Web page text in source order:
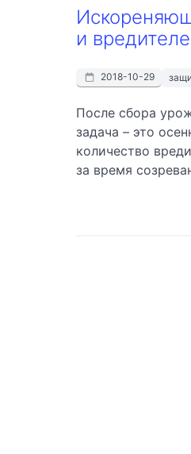
и
2018-10-29
После сбора
задача – это
количество
за время